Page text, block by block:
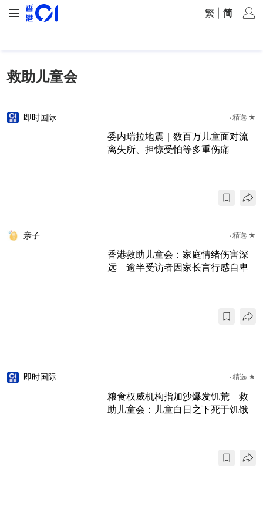
繁 简
救助儿童会
即时国际 精选 ★
委内瑞拉地震｜数百万儿童面对流
离失所、担惊受怕等多重伤痛
亲子 精选 ★
香港救助儿童会：家庭情绪伤害深
远 逾半受访者因家长言行感自卑
即时国际 精选 ★
粮食权威机构指加沙爆发饥荒 救
助儿童会：儿童白日之下死于饥饿